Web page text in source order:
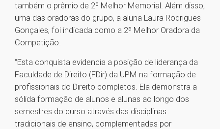
também o prêmio de 2º Melhor Memorial. Além disso,
uma das oradoras do grupo, a aluna Laura Rodrigues
Gonçales, foi indicada como a 2ª Melhor Oradora da
Competição.
“Esta conquista evidencia a posição de liderança da
Faculdade de Direito (FDir) da UPM na formação de
profissionais do Direito completos. Ela demonstra a
sólida formação de alunos e alunas ao longo dos
semestres do curso através das disciplinas
tradicionais de ensino, complementadas por